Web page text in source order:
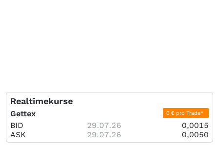
Realtimekurse
Gettex 0 € pro Trade*
BID 29.07.26
0,0015
ASK
29.07.26 0,0050